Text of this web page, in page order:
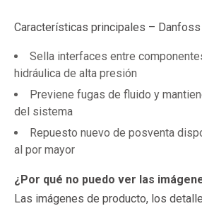
Características principales –
Sella interfaces entre
hidráulica de alta presión
Previene fugas de fluido y
del sistema
Repuesto nuevo de posventa
al por mayor
¿Por qué no puedo ver las
Las imágenes de producto, los